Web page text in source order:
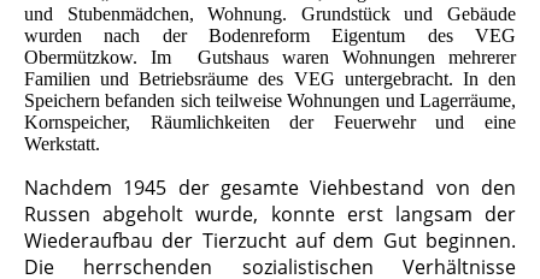
und Stubenmädchen, Wohnung. Grundstück und Gebäude
wurden nach der Bodenreform Eigentum des VEG
Obermützkow. Im Gutshaus waren Wohnungen mehrerer
Familien und Betriebsräume des VEG untergebracht. In den
Speichern befanden sich teilweise Wohnungen und Lagerräume,
Kornspeicher, Räumlichkeiten der Feuerwehr und eine
Werkstatt.
Nachdem 1945 der gesamte Viehbestand von den
Russen abgeholt wurde, konnte erst langsam der
Wiederaufbau der Tierzucht auf dem Gut beginnen.
Die herrschenden sozialistischen Verhältnisse